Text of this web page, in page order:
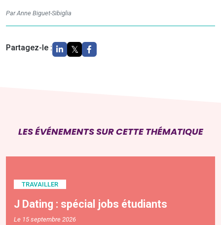
Par Anne Biguet-Sibiglia
Partagez-le :
LES ÉVÉNEMENTS SUR CETTE THÉMATIQUE
TRAVAILLER
J Dating : spécial jobs étudiants
Le 15 septembre 2026